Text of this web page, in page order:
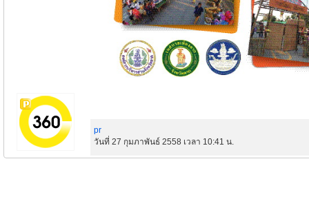
pr
วันที่ 27 กุมภาพันธ์ 2558 เวลา 10:41 น.